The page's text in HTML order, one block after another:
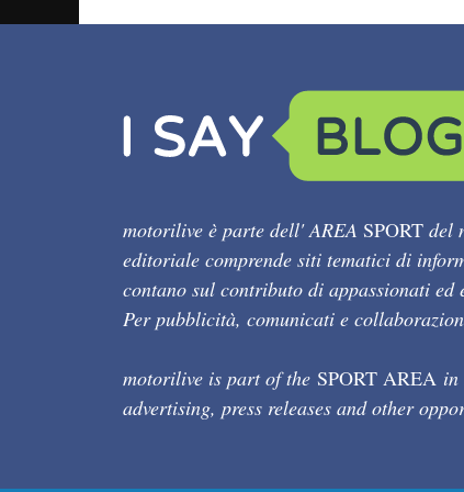
motorilive è parte dell' AREA SPORT del
editoriale comprende siti tematici di
contano sul contributo di appassionati ed
Per pubblicità, comunicati e
motorilive is part of the SPORT AREA in
advertising, press releases and other